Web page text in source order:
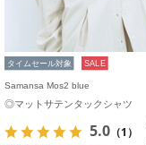
タイムセール対象 SALE
Samansa Mos2 blue
◎マットサテンタックシャツ
5.0 （1）